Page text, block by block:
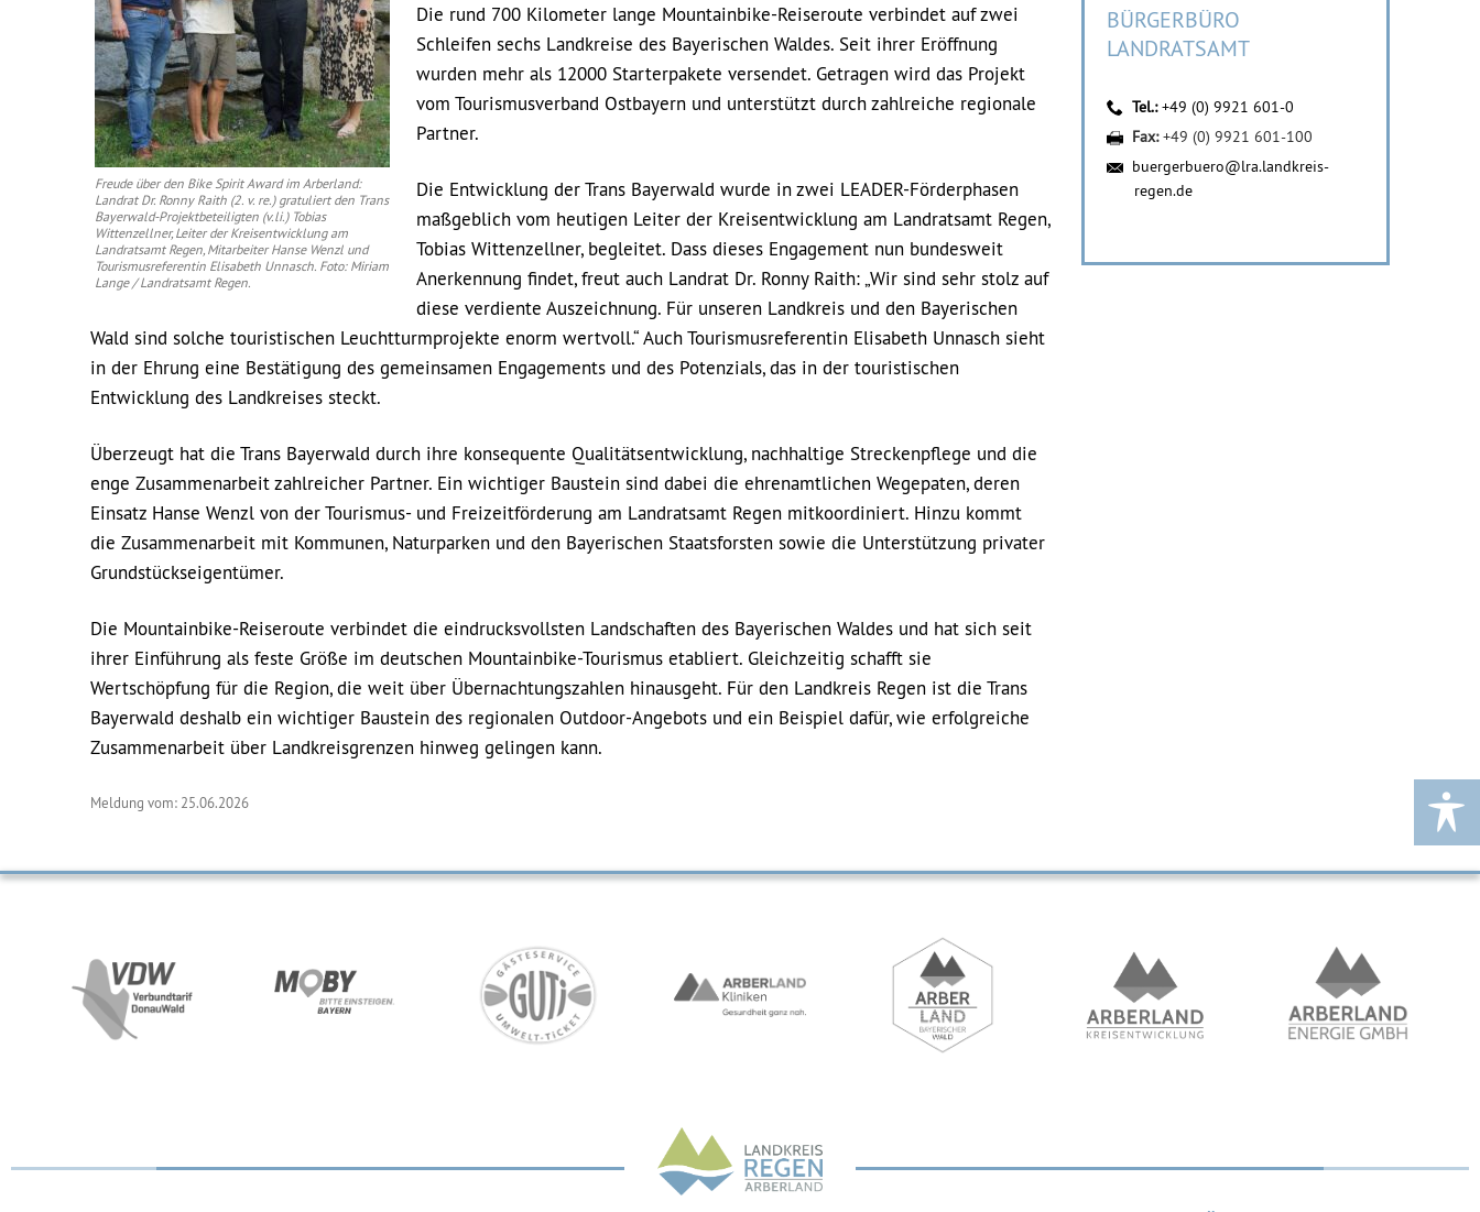
Freude über den Bike Spirit Award im Arberland:
Landrat Dr. Ronny Raith (2. v. re.) gratuliert den Trans
Bayerwald-Projektbeteiligten (v.li.) Tobias
Wittenzellner, Leiter der Kreisentwicklung am
Landratsamt Regen, Mitarbeiter Hanse Wenzl und
Tourismusreferentin Elisabeth Unnasch. Foto: Miriam
Lange / Landratsamt Regen.
Die rund 700 Kilometer lange Mountainbike-Reiseroute verbindet auf zwei
Schleifen sechs Landkreise des Bayerischen Waldes. Seit ihrer Eröffnung
wurden mehr als 12000 Starterpakete versendet. Getragen wird das Projekt
vom Tourismusverband Ostbayern und unterstützt durch zahlreiche regionale
Partner.
Die Entwicklung der Trans Bayerwald wurde in zwei LEADER-Förderphasen
maßgeblich vom heutigen Leiter der Kreisentwicklung am Landratsamt Regen,
Tobias Wittenzellner, begleitet. Dass dieses Engagement nun bundesweit
Anerkennung findet, freut auch Landrat Dr. Ronny Raith: „Wir sind sehr stolz auf
diese verdiente Auszeichnung. Für unseren Landkreis und den Bayerischen
Wald sind solche touristischen Leuchtturmprojekte enorm wertvoll.“ Auch Tourismusreferentin Elisabeth Unnasch sieht
in der Ehrung eine Bestätigung des gemeinsamen Engagements und des Potenzials, das in der touristischen
Entwicklung des Landkreises steckt.
Überzeugt hat die Trans Bayerwald durch ihre konsequente Qualitätsentwicklung, nachhaltige Streckenpflege und die
enge Zusammenarbeit zahlreicher Partner. Ein wichtiger Baustein sind dabei die ehrenamtlichen Wegepaten, deren
Einsatz Hanse Wenzl von der Tourismus- und Freizeitförderung am Landratsamt Regen mitkoordiniert. Hinzu kommt
die Zusammenarbeit mit Kommunen, Naturparken und den Bayerischen Staatsforsten sowie die Unterstützung privater
Grundstückseigentümer.
Die Mountainbike-Reiseroute verbindet die eindrucksvollsten Landschaften des Bayerischen Waldes und hat sich seit
ihrer Einführung als feste Größe im deutschen Mountainbike-Tourismus etabliert. Gleichzeitig schafft sie
Wertschöpfung für die Region, die weit über Übernachtungszahlen hinausgeht. Für den Landkreis Regen ist die Trans
Bayerwald deshalb ein wichtiger Baustein des regionalen Outdoor-Angebots und ein Beispiel dafür, wie erfolgreiche
Zusammenarbeit über Landkreisgrenzen hinweg gelingen kann.
Meldung vom: 25.06.2026
BÜRGERBÜRO
LANDRATSAMT
Tel.:+49 (0) 9921 601-0
Fax:+49 (0) 9921 601-100
buergerbuero@lra.landkreis-
regen.de